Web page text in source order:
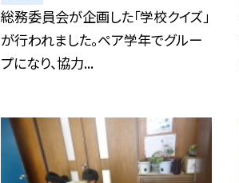
総務委員会が企画した「学校クイズ」
が行われました。ペア学年でグルー
プになり、協力...